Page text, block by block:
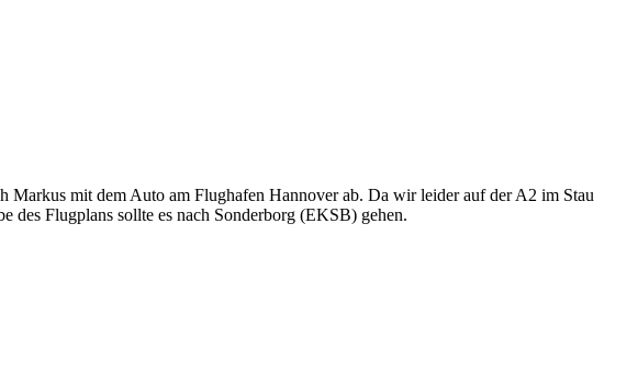
mit dem Auto am Flughafen Hannover ab. Da wir leider auf der A2 im Stau
Flugplans sollte es nach Sonderborg (EKSB) gehen.